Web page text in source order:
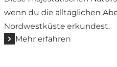
wenn du die alltäglichen
Nordwestküste erkundest.
Mehr erfahren